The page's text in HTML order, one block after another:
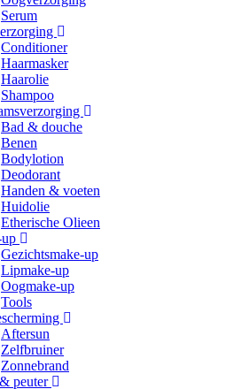
Serum
Conditioner
Haarmasker
Haarolie
Shampoo
Bad & douche
Benen
Bodylotion
Deodorant
Handen & voeten
Huidolie
Etherische Olieen
Gezichtsmake-up
Lipmake-up
Oogmake-up
Tools
Aftersun
Zelfbruiner
Zonnebrand
peuter